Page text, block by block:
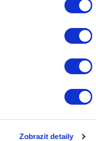
Zobrazit detaily
Next